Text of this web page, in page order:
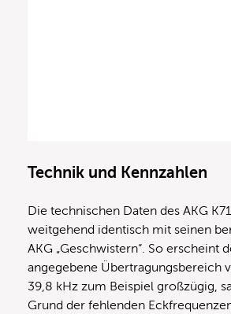
Technik und Kennzahlen
Die technischen Daten des AKG
weitgehend identisch mit seinen
AKG „Geschwistern“. So erscheint
angegebene Übertragungsbereich
39,8 kHz zum Beispiel großzügig,
Grund der fehlenden